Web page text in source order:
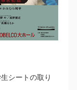
シートの取り